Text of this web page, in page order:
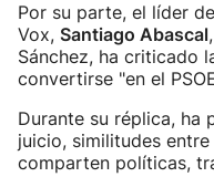
Por su parte, el líder
Vox, Santiago Abascal
Sánchez, ha criticado
convertirse "en el
Durante su réplica, ha
juicio, similitudes
comparten políticas,